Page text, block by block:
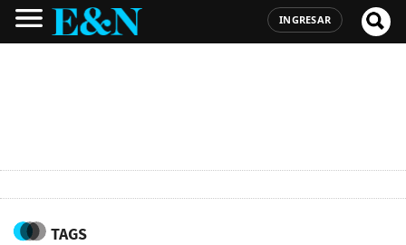
INGRESAR
TAGS